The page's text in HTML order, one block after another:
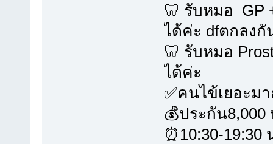
🦷 รับหมอ GP
ได้ค่ะ dfตกลงกั
🦷 รับหมอ
ได้ค่ะ
✅คนไข้เยอะม
💰ประกัน8,000
⏰10:30-19:30